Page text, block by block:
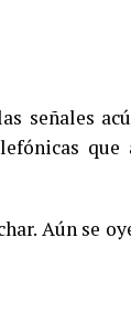
señales
que
Aún se